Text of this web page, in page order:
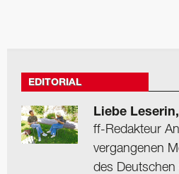
EDITORIAL
Liebe
ff-Redakteur
vergangenen
des Deutschen